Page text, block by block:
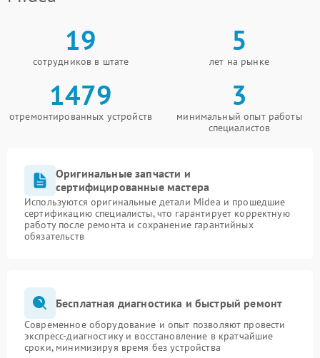
19
сотрудников в штате
5
лет на рынке
1479
отремонтированных устройств
3
минимальный опыт работы
специалистов
Оригинальные запчасти и
сертифицированные мастера
Используются оригинальные детали Midea и прошедшие
сертификацию специалисты, что гарантирует корректную
работу после ремонта и сохранение гарантийных
обязательств
Бесплатная диагностика и быстрый ремонт
Современное оборудование и опыт позволяют провести
экспресс-диагностику и восстановление в кратчайшие
сроки, минимизируя время без устройства